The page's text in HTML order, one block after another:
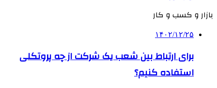
بازار و کسب و کار
۱۴۰۲/۱۲/۲۵
برای ارتباط بین شعب یک شرکت از چه پروتکلی
استفاده کنیم؟